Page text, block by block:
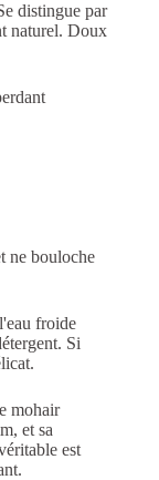
distingue par
naturel. Doux
ne bouloche
froide
Si
mohair
et sa
est